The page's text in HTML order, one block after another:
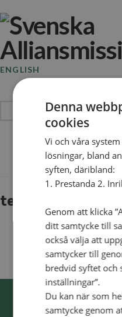
ENGLISH
Denna
cookies
Vi och våra
lösningar, bland
syften, däribland:
1. Prestanda 2.
Genom att klicka
ditt samtycke till
också välja att
samtycker till
bredvid syftet och
inställningar”.
Du kan när som
samtycke genom